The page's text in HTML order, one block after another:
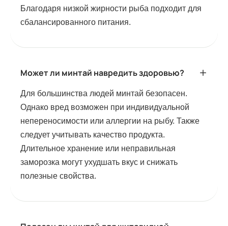
Благодаря низкой жирности рыба подходит для
сбалансированного питания.
Может ли минтай навредить здоровью?
Для большинства людей минтай безопасен.
Однако вред возможен при индивидуальной
непереносимости или аллергии на рыбу. Также
следует учитывать качество продукта.
Длительное хранение или неправильная
заморозка могут ухудшать вкус и снижать
полезные свойства.